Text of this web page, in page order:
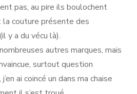
pas, au pire ils boulochent
couture présente des
y a du vécu là).
autres marques, mais
surtout question
ai coincé un dans ma chaise